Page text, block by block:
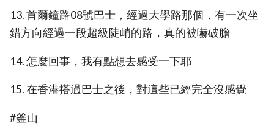
13. 首爾鐘路08號巴士，經過大學路那個，有一次坐
錯方向經過一段超級陡峭的路，真的被嚇破膽
14. 怎麼回事，我有點想去感受一下耶
15. 在香港搭過巴士之後，對這些已經完全沒感覺
#釜山